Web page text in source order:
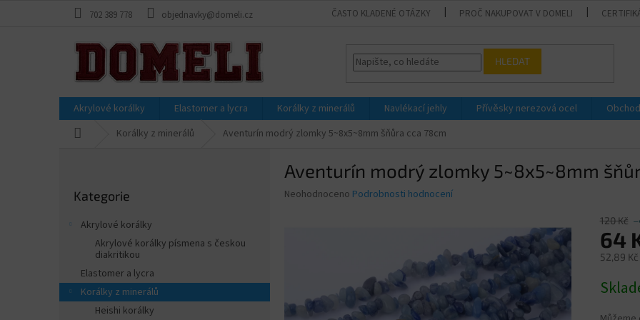
702 389 778 objednavky@domeli.cz ČASTO KLADENÉ OTÁZKY PROČ NAKUPOVAT V DOMELI
HLEDAT
Akrylové korálky Elastomer a lycra Korálky z minerálů Navlékací jehly Přívěsky nerezová ocel
Korálky z minerálů Aventurín modrý zlomky 5~8x5~8mm šňůra cca 78cm
í
p
kategorie
Kategorie
Akrylové korálky
Akrylové korálky písmena s českou
diakritikou
Elastomer a lycra
Korálky z minerálů
Heishi korálky
Aventurín modrý zlomky 5~8x5~8mm
Průměrné
Neohodnoceno Podrobnosti hodnocení
120 Kč
64
52,89
cena: